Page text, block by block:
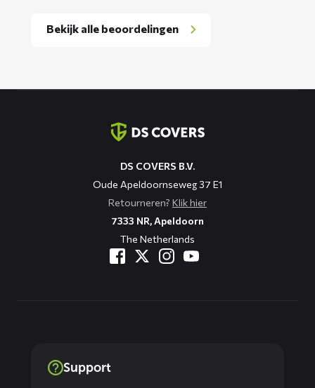
Bekijk alle beoordelingen
DS COVERS B.V.
Oude Apeldoornseweg 37 E1
Retourneren? Klik hier
7333 NR, Apeldoorn
The Netherlands
Support